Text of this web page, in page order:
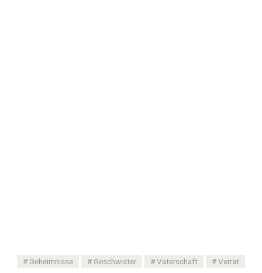
Geheimnisse Geschwister Vaterschaft Verrat